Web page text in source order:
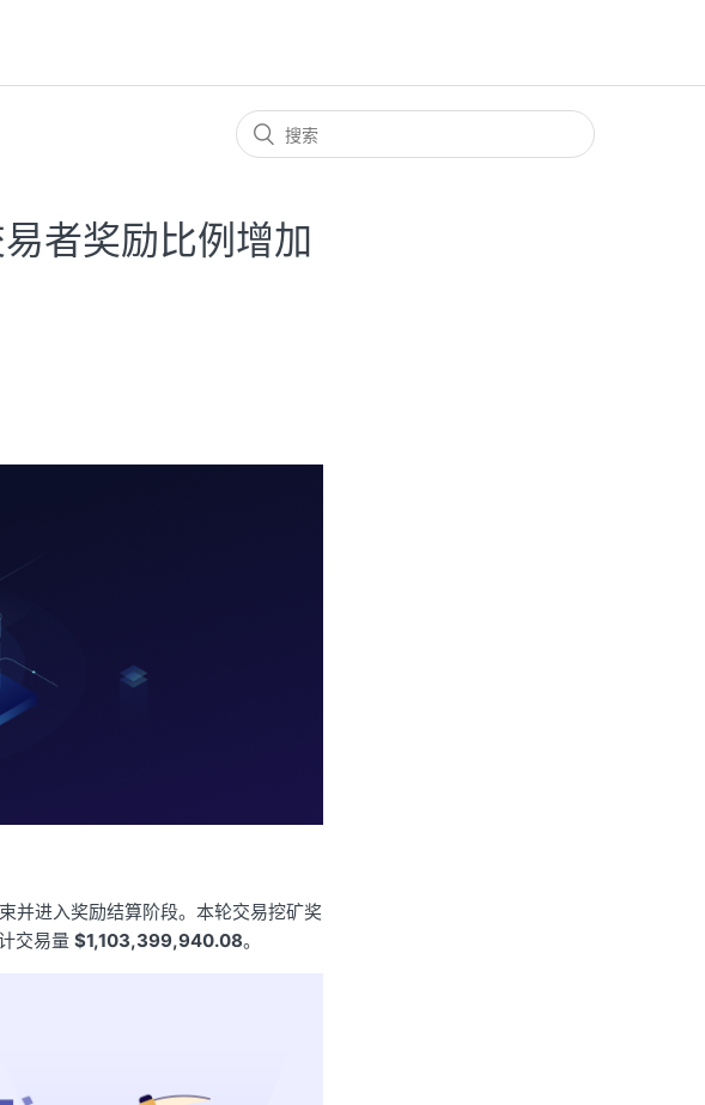
者奖励比例增加
并进入奖励结算阶段。本轮交易挖矿奖
交易量$1,103,399,940.08。